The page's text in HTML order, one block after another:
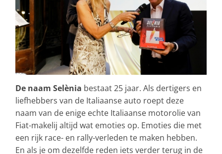
De naam Selènia bestaat 25 jaar. Als dertigers en
liefhebbers van de Italiaanse auto roept deze
naam van de enige echte Italiaanse motorolie van
Fiat-makelij altijd wat emoties op. Emoties die met
een rijk race- en rally-verleden te maken hebben.
En als je om dezelfde reden iets verder terug in de